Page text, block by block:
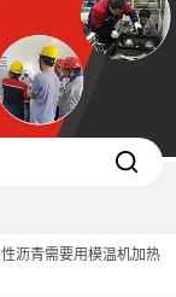
性沥青需要用模温机加热